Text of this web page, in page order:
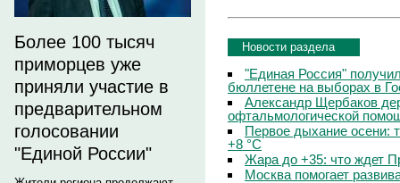
Более 100 тысяч
приморцев уже
приняли участие в
предварительном
голосовании
"Единой России"
Новости раздела
"Единая Россия"
бюллетене на выборах в
Александр Щербаков
офтальмологической
Первое дыхание осени:
+8 °C
Жара до +35: что ждет
Москва помогает